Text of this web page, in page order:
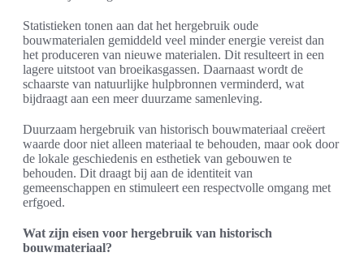
Statistieken tonen aan dat het hergebruik oude
bouwmaterialen gemiddeld veel minder energie vereist dan
het produceren van nieuwe materialen. Dit resulteert in een
lagere uitstoot van broeikasgassen. Daarnaast wordt de
schaarste van natuurlijke hulpbronnen verminderd, wat
bijdraagt aan een meer duurzame samenleving.
Duurzaam hergebruik van historisch bouwmateriaal creëert
waarde door niet alleen materiaal te behouden, maar ook door
de lokale geschiedenis en esthetiek van gebouwen te
behouden. Dit draagt bij aan de identiteit van
gemeenschappen en stimuleert een respectvolle omgang met
erfgoed.
Wat zijn eisen voor hergebruik van historisch
bouwmateriaal?